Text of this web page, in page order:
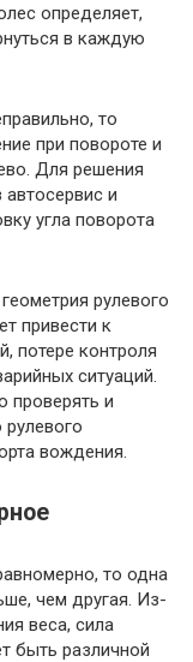
определяет,
в каждую
то
при повороте и
Для решения
и
угла поворота
рулевого
привести к
потере контроля
ситуаций.
проверять и
вождения.
то одна
чем другая. Из-
веса, сила
быть различной